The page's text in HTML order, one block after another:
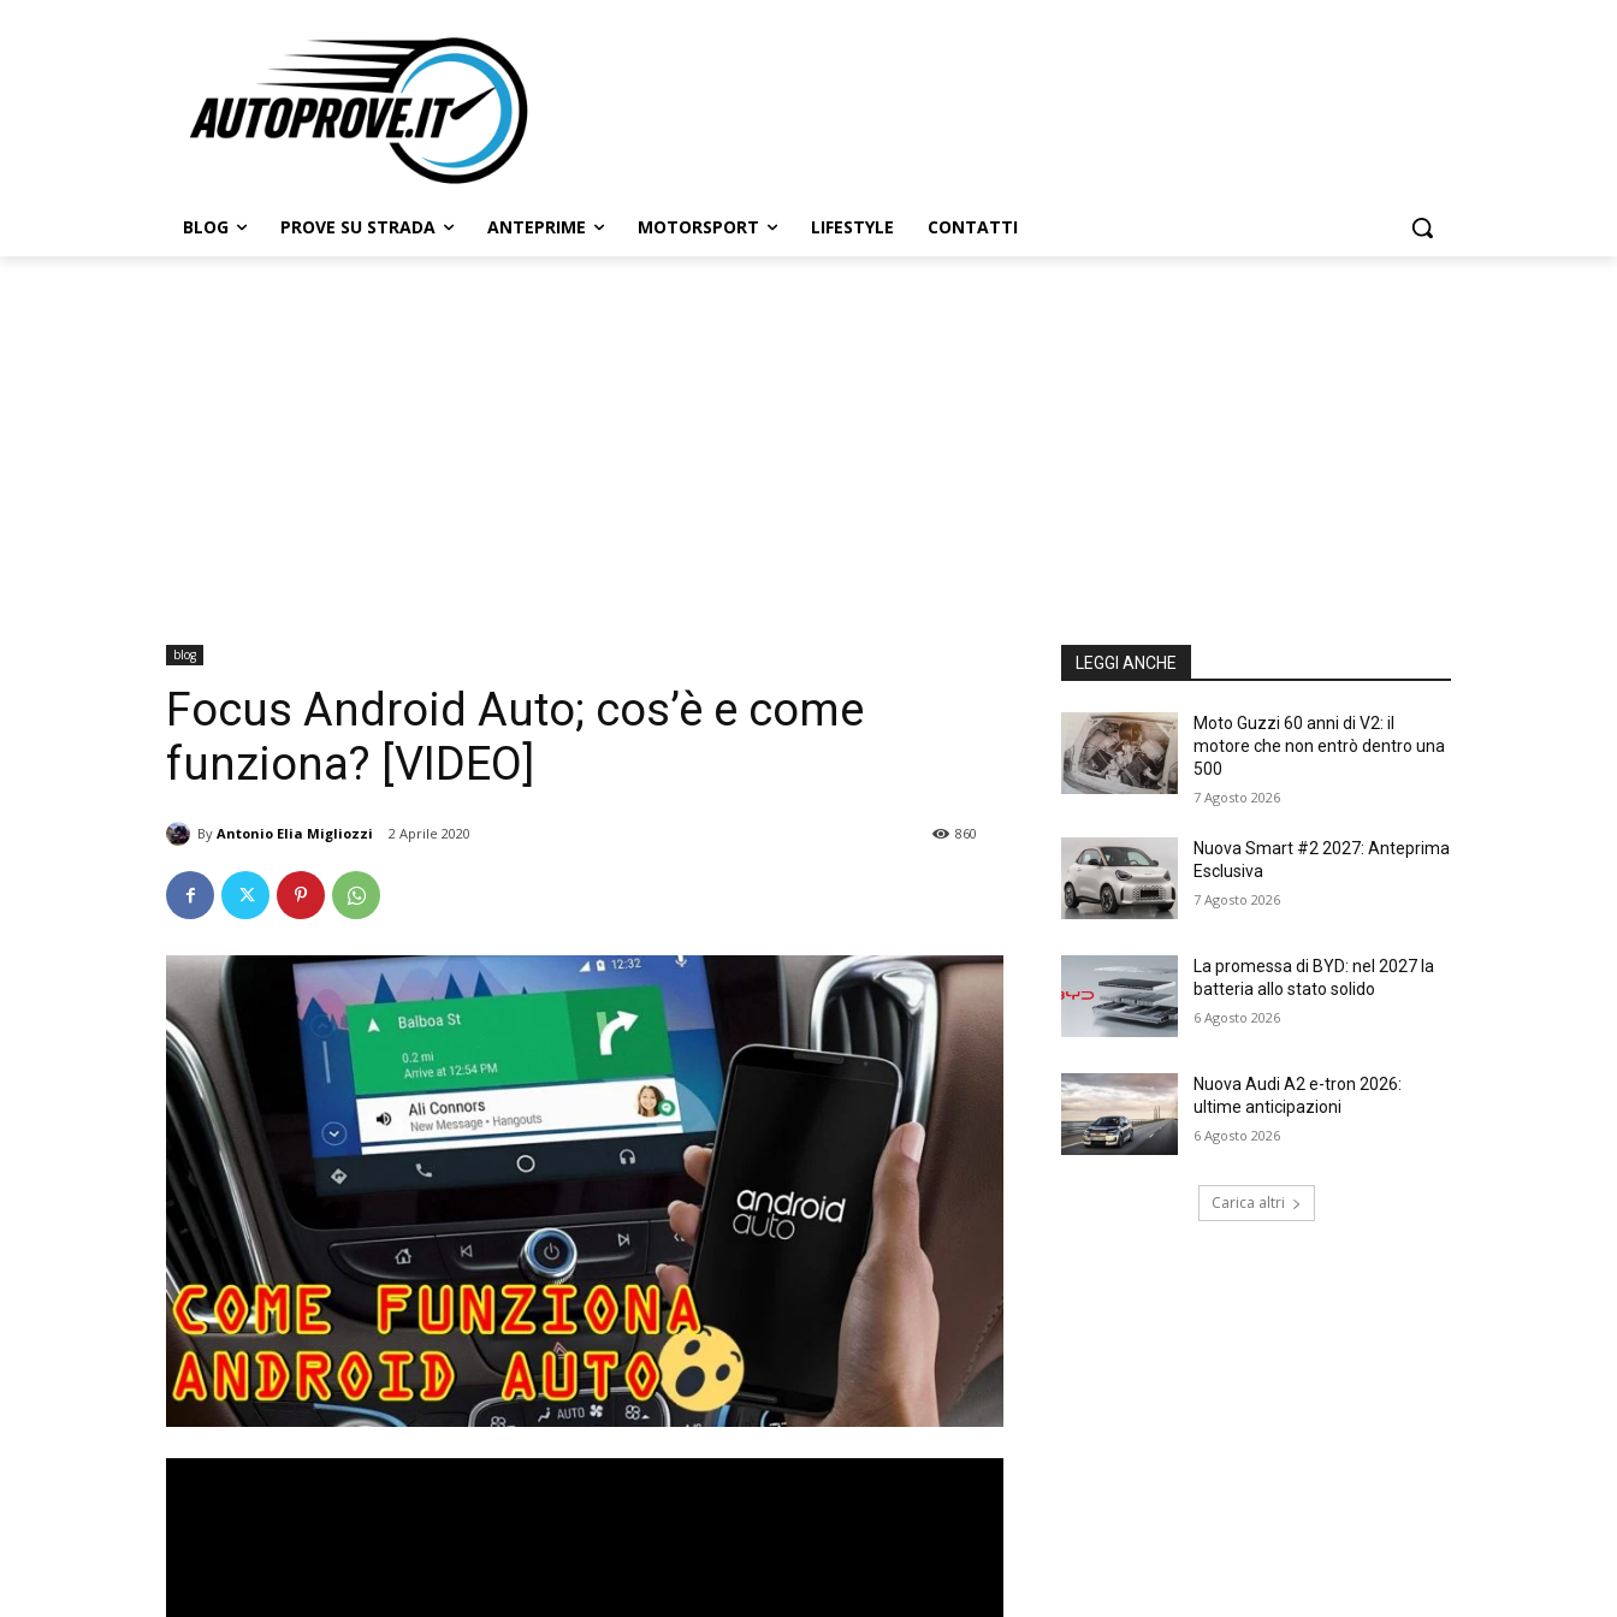
BLOG PROVE SU STRADA ANTEPRIME MOTORSPORT LIFESTYLE CONTATTI
blog
Focus Android Auto; cos’è e come
funziona? [VIDEO]
By Antonio Elia Migliozzi 2 Aprile 2020 860
LEGGI ANCHE
Moto Guzzi 60 anni di V2: il
motore che non entrò dentro una
500
7 Agosto 2026
Nuova Smart #2 2027: Anteprima
Esclusiva
7 Agosto 2026
La promessa di BYD: nel 2027 la
batteria allo stato solido
6 Agosto 2026
Nuova Audi A2 e-tron 2026:
ultime anticipazioni
6 Agosto 2026
Carica altri